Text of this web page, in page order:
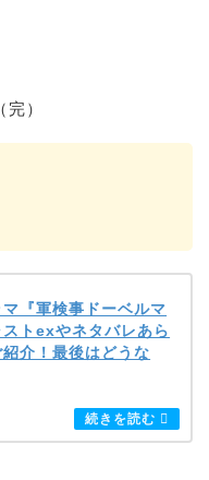
）
『軍検事ドーベルマ
ストexやネタバレあら
介！最後はどうな